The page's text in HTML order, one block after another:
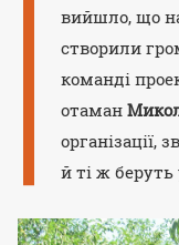
вийшло, що
створили
команді
отаман
організації,
й ті ж беруть